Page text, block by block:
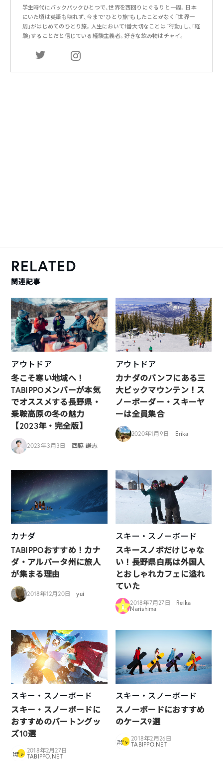
学生時代にバックパックひとつで、世界を西回りにぐるりと一周。日本
にいた頃は英語も喋れず、今まで”ひとり旅”もしたことがなく「世界一
周」がはじめてのひとり旅。人生において1番大切なことは「行動」し、「経
験」することだと信じている経験主義者。好きな飲み物はチャイ。
RELATED
関連記事
アウトドア
冬こそ寒い地域へ！
TABIPPOメンバーが本気
でオススメする長野県・
乗鞍高原の冬の魅力
【2023年・完全版】
2023年3月3日 西脇 謙志
アウトドア
カナダのバンフにある三
大ビックマウンテン！ス
ノーボーダー・スキーヤ
ーは全員集合
2020年1月9日 Erika
カナダ
TABIPPOおすすめ！カナ
ダ・アルバータ州に旅人
が集まる理由
2018年12月20日 yui
スキー・スノーボード
スキースノボだけじゃな
い！長野県白馬は外国人
とおしゃれカフェに溢れ
ていた
2018年7月27日
Reika
Narishima
スキー・スノーボード
スキー・スノーボードに
おすすめのバートングッ
ズ10選
2018年2月27日
TABIPPO.NET
スキー・スノーボード
スノーボードにおすすめ
のケース9選
2018年2月26日
TABIPPO.NET